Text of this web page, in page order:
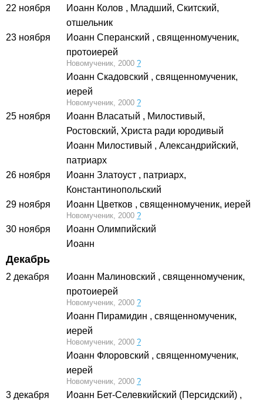
22 ноября Иоанн Колов , Младший, Скитский,
отшельник
23 ноября
Иоанн Сперанский , священномученик,
протоиерей
Новомученик, 2000 ?
Иоанн Скадовский , священномученик,
иерей
Новомученик, 2000 ?
25 ноября Иоанн Власатый , Милостивый,
Ростовский, Христа ради юродивый
Иоанн Милостивый , Александрийский,
патриарх
26 ноября
Иоанн Златоуст , патриарх,
Константинопольский
29 ноября
Иоанн Цветков , священномученик, иерей
Новомученик, 2000 ?
30 ноября
Иоанн Олимпийский
Иоанн
Декабрь
2 декабря Иоанн Малиновский , священномученик,
протоиерей
Новомученик, 2000 ?
Иоанн Пирамидин , священномученик,
иерей
Новомученик, 2000 ?
Иоанн Флоровский , священномученик,
иерей
Новомученик, 2000 ?
3 декабря Иоанн Бет-Селевкийский (Персидский) ,